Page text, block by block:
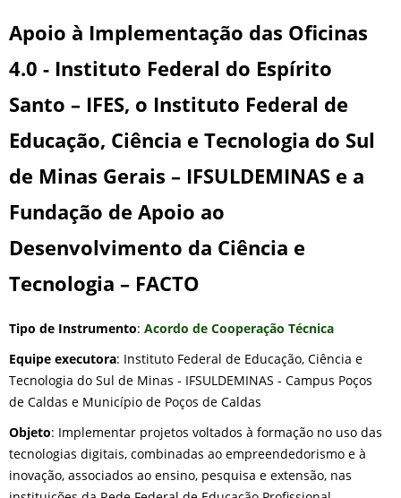
Apoio à Implementação das Oficinas
4.0 - Instituto Federal do Espírito
Santo – IFES, o Instituto Federal de
Educação, Ciência e Tecnologia do Sul
de Minas Gerais – IFSULDEMINAS e a
Fundação de Apoio ao
Desenvolvimento da Ciência e
Tecnologia – FACTO
Tipo de Instrumento: Acordo de Cooperação Técnica
Equipe executora: Instituto Federal de Educação, Ciência e
Tecnologia do Sul de Minas - IFSULDEMINAS - Campus Poços
de Caldas e Município de Poços de Caldas
Objeto: Implementar projetos voltados à formação no uso das
tecnologias digitais, combinadas ao empreendedorismo e à
inovação, associados ao ensino, pesquisa e extensão, nas